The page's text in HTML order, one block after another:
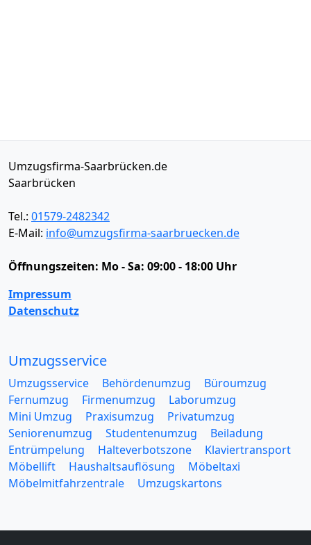
Umzugsfirma-Saarbrücken.de
Saarbrücken
Tel.: 01579-2482342
E-Mail: info@umzugsfirma-saarbruecken.de
Öffnungszeiten: Mo - Sa: 09:00 - 18:00 Uhr
Impressum
Datenschutz
Umzugsservice
Umzugsservice Behördenumzug
Büroumzug
Fernumzug
Firmenumzug
Laborumzug
Mini Umzug
Praxisumzug
Privatumzug
Seniorenumzug
Studentenumzug
Beiladung
Entrümpelung
Halteverbotszone
Klaviertransport
Möbellift
Haushaltsauflösung
Möbeltaxi
Möbelmitfahrzentrale
Umzugskartons